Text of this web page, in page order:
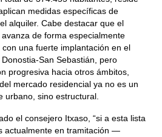
medidas específicas de
alquiler. Cabe destacar que el
de forma especialmente
una fuerte implantación en el
San Sebastián, pero
progresiva hacia otros ámbitos,
mercado residencial ya no es un
urbano, sino estructural.
el consejero Itxaso, “si a esta lista
actualmente en tramitación —